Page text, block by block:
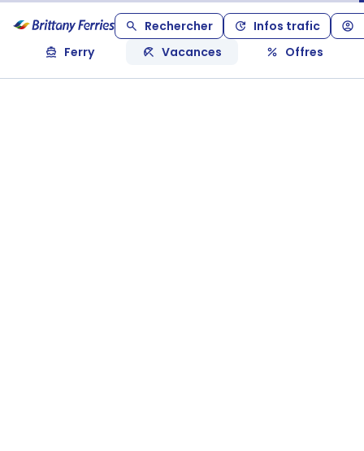
Rechercher
Infos trafic
Ferry
Vacances Offres